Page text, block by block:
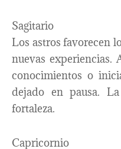
Sagitario
Los astros favorecen
nuevas experiencias.
conocimientos o
dejado en pausa.
fortaleza.
Capricornio